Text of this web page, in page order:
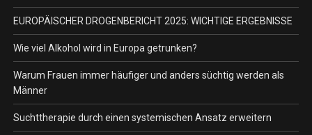
EUROPÄISCHER DROGENBERICHT 2025: WICHTIGE ERGEBNISSE
Wie viel Alkohol wird in Europa getrunken?
Warum Frauen immer häufiger und anders süchtig werden als
Männer
Suchttherapie durch einen systemischen Ansatz erweitern